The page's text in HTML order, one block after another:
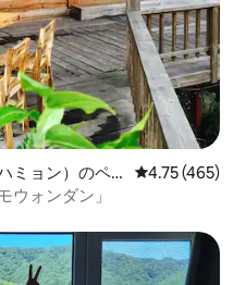
ミョン）のペ
レビュー465
4.75 (465)
ウォンダン」